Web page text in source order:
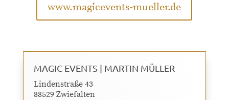
www.magicevents-mueller.de
MAGIC EVENTS | MARTIN MÜLLER
Lindenstraße 43
88529 Zwiefalten